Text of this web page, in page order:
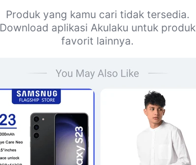
Produk yang kamu cari tidak tersedia.
Download aplikasi Akulaku untuk produk
favorit lainnya.